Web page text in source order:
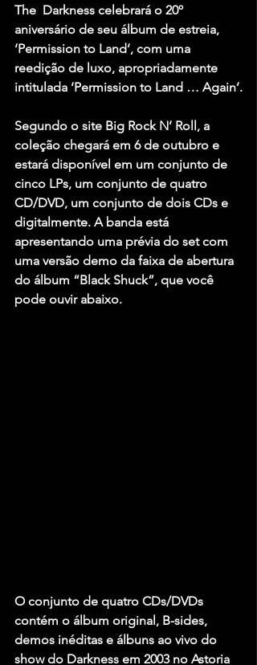
The  Darkness celebrará o 20º
aniversário de seu álbum de estreia,
‘Permission to Land’, com uma
reedição de luxo, apropriadamente
intitulada ‘Permission to Land … Again’.
Segundo o site Big Rock N’ Roll, a
coleção chegará em 6 de outubro e
estará disponível em um conjunto de
cinco LPs, um conjunto de quatro
CD/DVD, um conjunto de dois CDs e
digitalmente. A banda está
apresentando uma prévia do set com
uma versão demo da faixa de abertura
do álbum “Black Shuck”, que você
pode ouvir abaixo.
O conjunto de quatro CDs/DVDs
contém o álbum original, B-sides,
demos inéditas e álbuns ao vivo do
show do Darkness em 2003 no Astoria